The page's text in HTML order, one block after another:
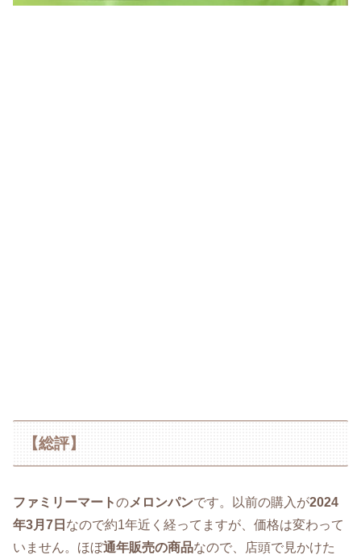
【総評】
ファミリーマートのメロンパンです。以前の購入が2024
年3月7日 なので約1年近く経ってますが、価格は変わって
いません。ほぼ通年販売の商品なので、店頭で見かけた